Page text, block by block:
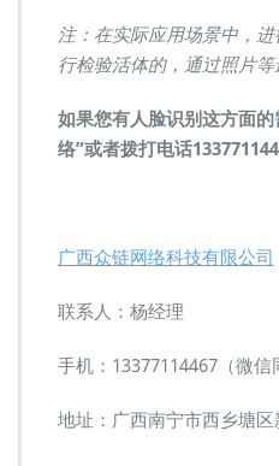
注：在实际应用场景中，
行检验活体的，通过照片等
如果您有人脸识别这方面
络”或者拨打电话
广西众链网络科技有限公司
联系人：杨经理
手机：13377114467（微信
地址：广西南宁市西乡塘区